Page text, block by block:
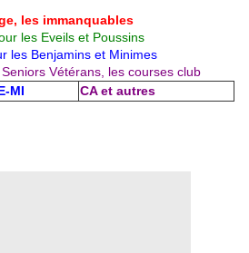
les immanquables
les Eveils et Poussins
les Benjamins et Minimes
Vétérans, les courses club
MI CA et autres